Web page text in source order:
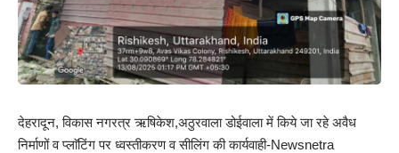
देहरादून, विकास नगरत्र ऋषिकेश,अठुरवाला डोईवाला में किये जा रहे अवैध
निर्माणों व प्लाॅटिंग पर ध्वस्तीकरण व सीलिंग की कार्यवाही-Newsnetra